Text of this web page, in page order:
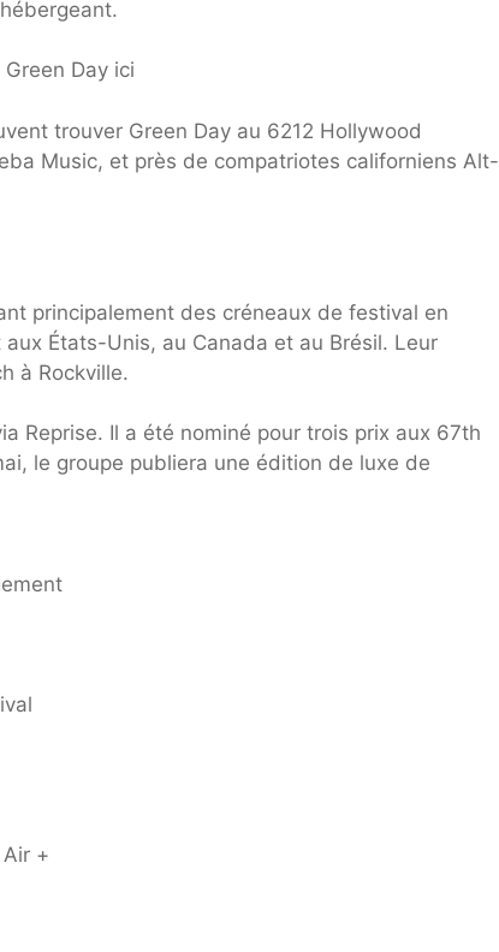
Day ici
trouver Green Day au 6212 Hollywood
Music, et près de compatriotes californiens Alt-
principalement des créneaux de festival en
États-Unis, au Canada et au Brésil. Leur
à Rockville.
Reprise. Il a été nominé pour trois prix aux 67th
le groupe publiera une édition de luxe de
+